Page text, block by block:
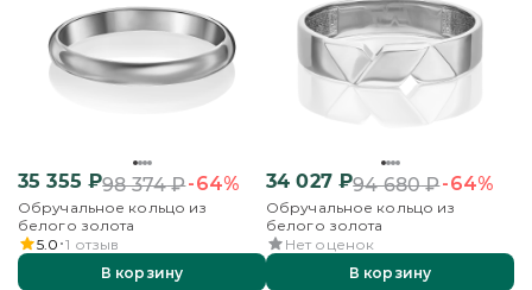
35 355 ₽98 374₽-64%
Обручальное кольцо из
белого золота
5.0 1 отзыв
В корзину
34 027₽94 680₽-64%
Обручальное кольцо из
белого золота
Нет оценок
В корзину